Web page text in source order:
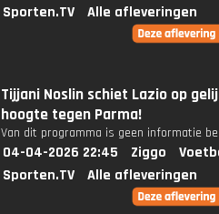
Sporten.TV
Alle afleveringen
Tijjani Noslin schiet Lazio op
hoogte tegen Parma!
Van dit programma is geen informatie
04-04-2026 22:45 Ziggo
Sporten.TV
Alle afleveringen